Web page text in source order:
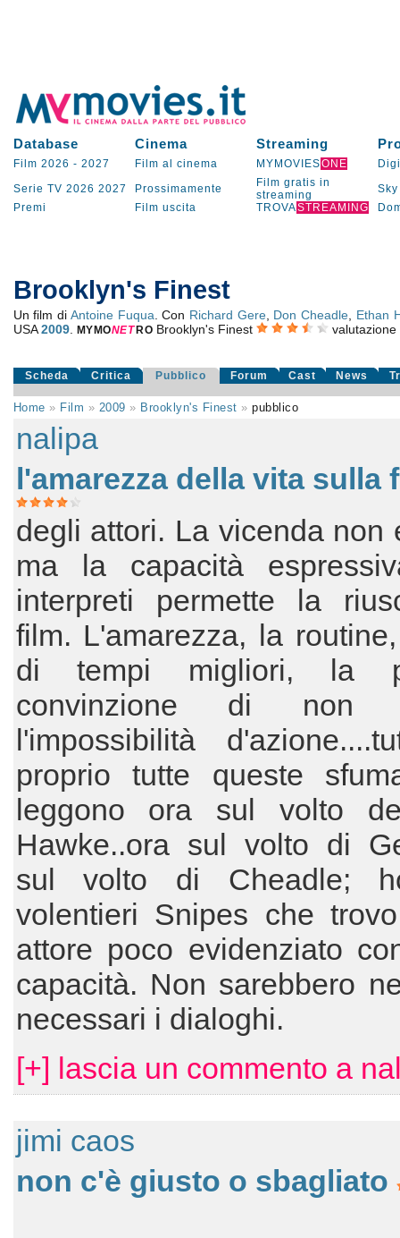
Database Cinema Streaming
Film 2026 - 2027 Film al cinema MYMOVIESONE
Serie TV 2026 2027 Prossimamente
Film gratis in
streaming
Sky
Premi
Film uscita TROVASTREAMING
Brooklyn's Finest
Un film di Antoine Fuqua . Con Richard Gere, Don Cheadle
Ethan
USA2009. MYMONET RO Brooklyn's Finest
Scheda Critica Pubblico Forum Cast News
Home » Film » 2009 » Brooklyn's Finest »pubblico
nalipa
l'amarezza della vita sulla
degli attori. La vicenda non
ma la capacità
interpreti permette la
film. L'amarezza, la
di tempi migliori, la
convinzione di non
l'impossibilità
proprio tutte queste
leggono ora sul volto
Hawke..ora sul volto di
sul volto di Cheadle;
volentieri Snipes che
attore poco evidenziato
capacità. Non sarebbero
necessari i dialoghi.
[+] lascia un commento a
jimi caos
non c'è giusto o sbagliato